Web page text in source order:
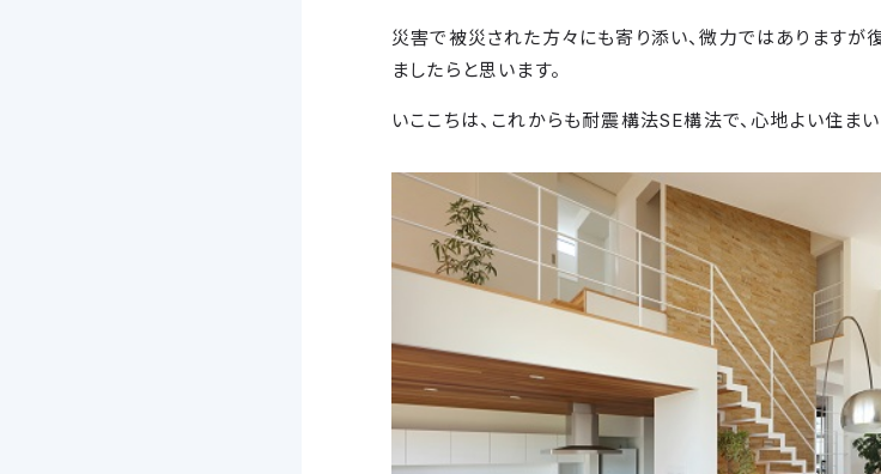
災害で被災された方々にも寄り添い、微力ではあります
ましたらと思います。
いここちは、これからも耐震構法SE構法で、心地よい住ま